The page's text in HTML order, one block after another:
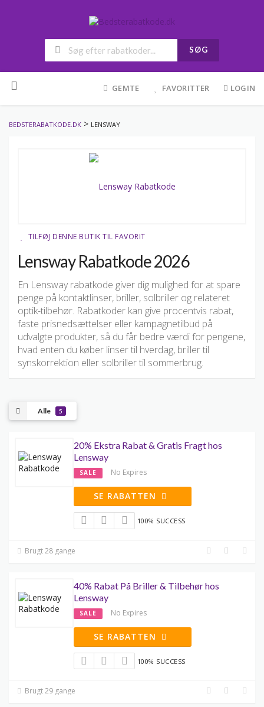
SØG
to
GEMTE FAVORITTER LOGIN
BEDSTERABATKODE.DK > LENSWAY
TILFØJ DENNE BUTIK TIL FAVORIT
Lensway Rabatkode 2026
En Lensway rabatkode giver dig mulighed for at spare
penge på kontaktlinser, briller, solbriller og relateret
optik-tilbehør. Rabatkoder kan give procentvis rabat,
faste prisnedsættelser eller kampagnetilbud på
udvalgte produkter, så du får bedre værdi for pengene,
hvad enten du køber linser til hverdag, briller til
synskorrektion eller solbriller til sommerbrug.
Alle 5
20% Ekstra Rabat & Gratis Fragt hos
Lensway
SALE No Expires
SE RABATTEN
100% SUCCESS
Brugt 28 gange
40% Rabat På Briller & Tilbehør hos
Lensway
SALE No Expires
SE RABATTEN
100% SUCCESS
Brugt 29 gange